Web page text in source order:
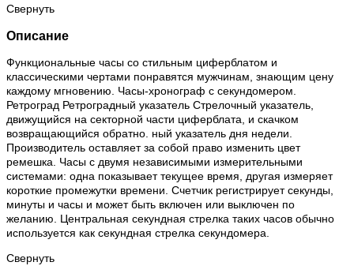
Свернуть
Описание
Функциональные часы со стильным циферблатом и
классическими чертами понравятся мужчинам, знающим цену
каждому мгновению. Часы-хронограф с секундомером.
Ретроград Ретроградный указатель Стрелочный указатель,
движущийся на секторной части циферблата, и скачком
возвращающийся обратно. ный указатель дня недели.
Производитель оставляет за собой право изменить цвет
ремешка. Часы с двумя независимыми измерительными
системами: одна показывает текущее время, другая измеряет
короткие промежутки времени. Счетчик регистрирует секунды,
минуты и часы и может быть включен или выключен по
желанию. Центральная секундная стрелка таких часов обычно
используется как секундная стрелка секундомера.
Свернуть